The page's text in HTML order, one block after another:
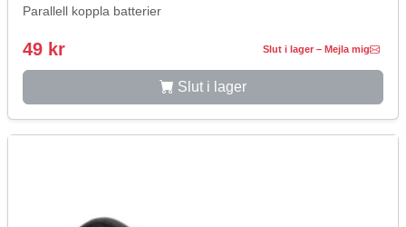
Parallell koppla batterier
49 kr Slut i lager – Mejla mig
Slut i lager